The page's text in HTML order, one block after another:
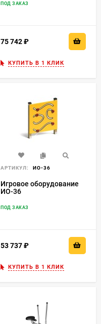
ПОД ЗАКАЗ
75 742
КУПИТЬ В 1 КЛИК
АРТИКУЛ: ИО-36
Игровое оборудование
ИО-36
ПОД ЗАКАЗ
53 737
КУПИТЬ В 1 КЛИК